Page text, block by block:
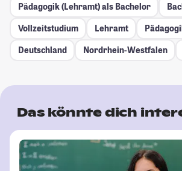
Pädagogik (Lehramt) als Bachelor
Vollzeitstudium
Lehramt
Deutschland
Nordrhein-Westfalen
Das könnte dich